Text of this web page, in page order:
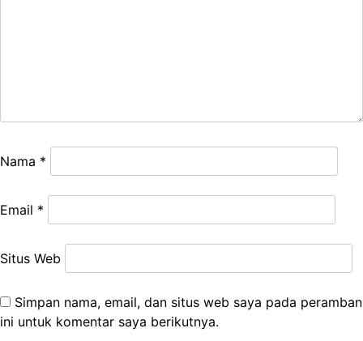
Nama *
Email *
Situs Web
Simpan nama, email, dan situs web saya pada peramban
ini untuk komentar saya berikutnya.